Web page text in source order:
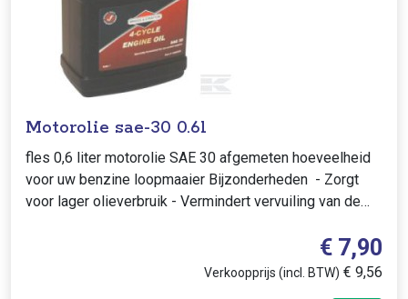
Motorolie sae-30 0.6l
fles 0,6 liter motorolie SAE 30 afgemeten hoeveelheid
voor uw benzine loopmaaier Bijzonderheden - Zorgt
voor lager olieverbruik - Vermindert vervuiling van de
€ 7,90
Verkoopprijs (incl. BTW) € 9,56